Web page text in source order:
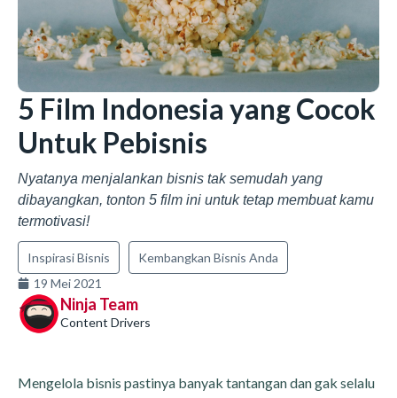
5 Film Indonesia yang Cocok
Untuk Pebisnis
Nyatanya menjalankan bisnis tak semudah yang
dibayangkan, tonton 5 film ini untuk tetap membuat kamu
termotivasi!
Inspirasi Bisnis
Kembangkan Bisnis Anda
19 Mei 2021
Ninja Team
Content Drivers
Mengelola bisnis pastinya banyak tantangan dan gak selalu